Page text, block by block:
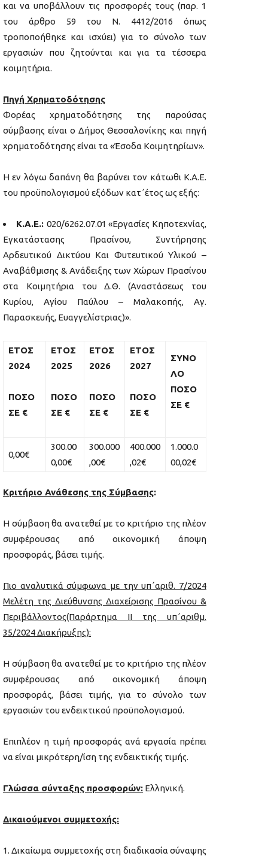
και να υποβάλλουν τις προσφορές τους (παρ. 1
του άρθρο 59 του Ν. 4412/2016 όπως
τροποποήθηκε και ισχύει) για το σύνολο των
εργασιών που ζητούνται και για τα τέσσερα
κοιμητήρια.
Πηγή Χρηματοδότησης
Φορέας χρηματοδότησης της παρούσας
σύμβασης είναι ο Δήμος Θεσσαλονίκης και πηγή
χρηματοδότησης είναι τα «Έσοδα Κοιμητηρίων».
Η εν λόγω δαπάνη θα βαρύνει τον κάτωθι Κ.Α.Ε.
του προϋπολογισμού εξόδων κατ΄έτος ως εξής:
Κ.Α.Ε.: 020/6262.07.01 «Εργασίες Κηποτεχνίας,
Εγκατάστασης Πρασίνου, Συντήρησης
Αρδευτικού Δικτύου Και Φυτευτικού Υλικού –
Αναβάθμισης & Ανάδειξης των Χώρων Πρασίνου
στα Κοιμητήρια του Δ.Θ. (Αναστάσεως του
Κυρίου, Αγίου Παύλου – Μαλακοπής, Αγ.
Παρασκευής, Ευαγγελίστριας)».
ΕΤΟΣ
2024
ΠΟΣΟ
ΣΕ €
ΕΤΟΣ
2025
ΠΟΣΟ
ΣΕ €
ΕΤΟΣ
2026
ΠΟΣΟ
ΣΕ €
ΕΤΟΣ
2027
ΠΟΣΟ
ΣΕ €
ΣΥΝΟ
ΛΟ
ΠΟΣΟ
ΣΕ €
0,00€
300.00
0,00€
300.000
,00€
400.000
,02€
1.000.0
00,02€
Κριτήριο Ανάθεσης της Σύμβασης:
Η σύμβαση θα ανατεθεί με το κριτήριο της πλέον
συμφέρουσας από οικονομική άποψη
προσφοράς, βάσει τιμής.
Πιο αναλυτικά σύμφωνα με την υπ΄αριθ. 7/2024
Μελέτη της Διεύθυνσης Διαχείρισης Πρασίνου &
Περιβάλλοντος(Παράρτημα ΙΙ της υπ΄αριθμ.
35/2024 Διακήρυξης):
Η σύμβαση θα ανατεθεί με το κριτήριο της πλέον
συμφέρουσας από οικονομική άποψη
προσφοράς, βάσει τιμής, για το σύνολο των
εργασιών του ενδεικτικού προϋπολογισμού.
Επιπλέον η τιμή προσφοράς ανά εργασία πρέπει
να είναι μικρότερη/ίση της ενδεικτικής τιμής.
Γλώσσα σύνταξης προσφορών: Ελληνική.
Δικαιούμενοι συμμετοχής:
Δικαίωμα συμμετοχής στη διαδικασία σύναψης